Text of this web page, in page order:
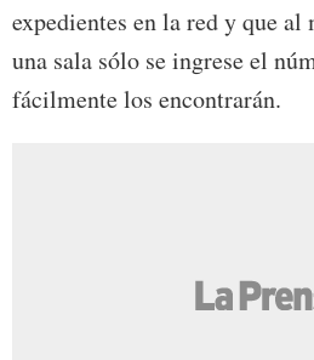
expedientes en la red y que al
una sala sólo se ingrese el
fácilmente los encontrarán.